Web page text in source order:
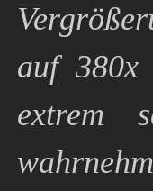
auf 380x
extrem